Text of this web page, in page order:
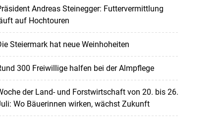
Andreas Steinegger: Futtervermittlung
auf Hochtouren
Steiermark hat neue Weinhoheiten
300 Freiwillige halfen bei der Almpflege
der Land- und Forstwirtschaft von 20. bis 26.
Wo Bäuerinnen wirken, wächst Zukunft